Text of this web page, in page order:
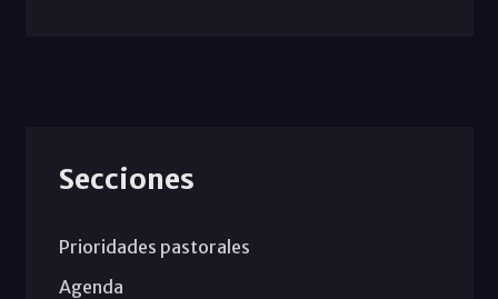
Secciones
Prioridades pastorales
Agenda